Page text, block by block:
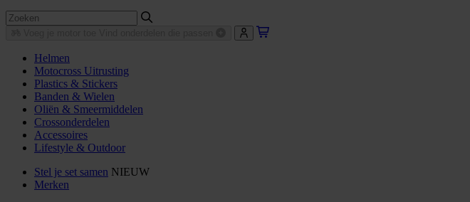
Helmen
Motocross Uitrusting
Plastics & Stickers
Banden & Wielen
Oliën & Smeermiddelen
Crossonderdelen
Accessoires
Lifestyle & Outdoor
Stel je set samen NIEUW
Merken